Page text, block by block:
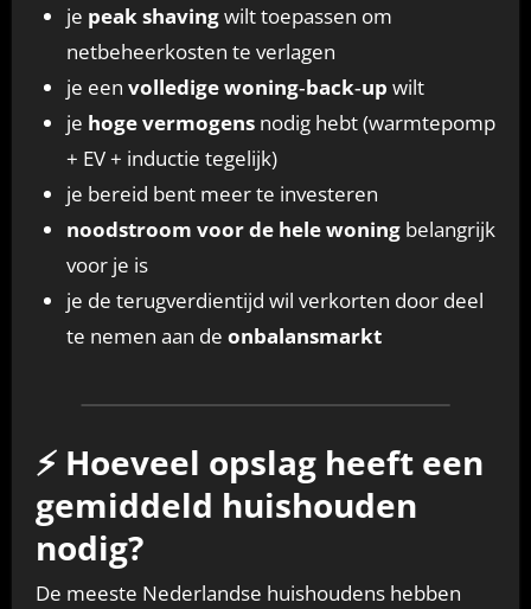
je peak shavingwilt toepassen om
netbeheerkosten te verlagen
je een volledige woning‑back‑up wilt
je hoge vermogensnodig hebt (warmtepomp
+ EV + inductie tegelijk)
je bereid bent meer te investeren
noodstroom voor de hele woningbelangrijk
voor je is
je de terugverdientijd wil verkorten door deel
te nemen aan de onbalansmarkt
⚡ Hoeveel opslag heeft een
gemiddeld huishouden
nodig?
De meeste Nederlandse huishoudens hebben